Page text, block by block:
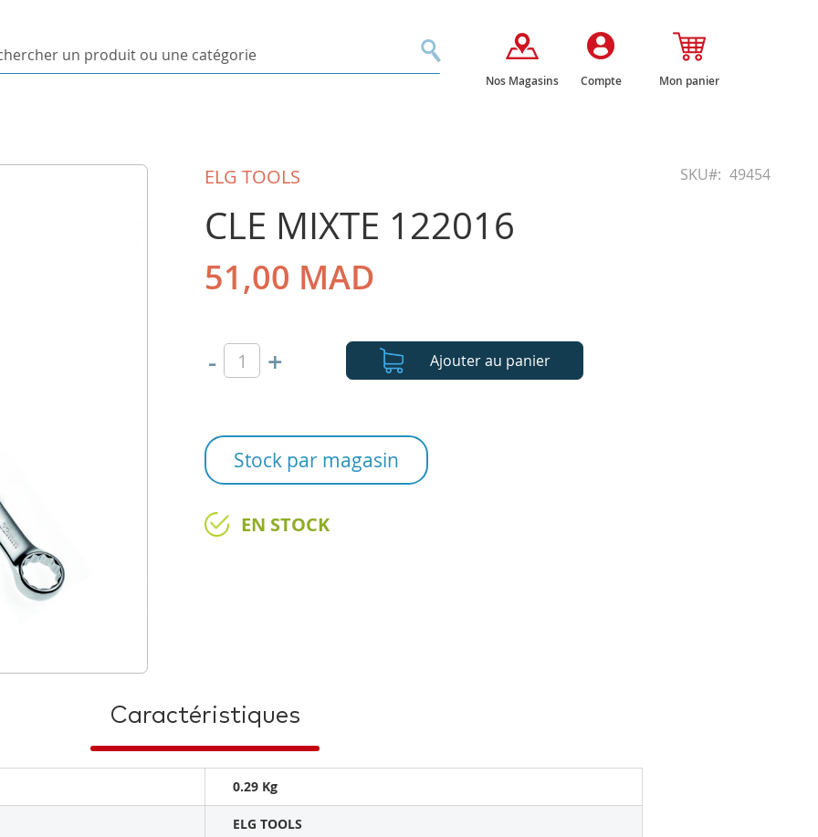
RechercherNos Magasins Compte Mon panier
ELG TOOLS SKU 49454
CLE MIXTE 122016
51,00 MAD
- + Ajouter au panier
Stock par magasin
EN STOCK
Caractéristiques
0.29 Kg
ELG TOOLS